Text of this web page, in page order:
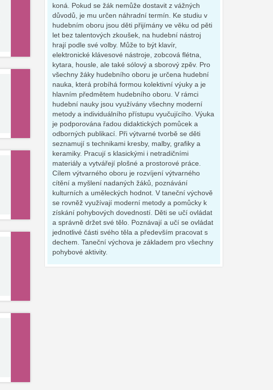
koná. Pokud se žák nemůže dostavit z vážných
důvodů, je mu určen náhradní termín. Ke studiu v
hudebním oboru jsou děti přijímány ve věku od pěti
let bez talentových zkoušek, na hudební nástroj
hrají podle své volby. Může to být klavír,
elektronické klávesové nástroje, zobcová flétna,
kytara, housle, ale také sólový a sborový zpěv. Pro
všechny žáky hudebního oboru je určena hudební
nauka, která probíhá formou kolektivní výuky a je
hlavním předmětem hudebního oboru. V rámci
hudební nauky jsou využívány všechny moderní
metody a individuálního přístupu vyučujícího. Výuka
je podporována řadou didaktických pomůcek a
odborných publikací. Při výtvarné tvorbě se děti
seznamují s technikami kresby, malby, grafiky a
keramiky. Pracují s klasickými i netradičními
materiály a vytvářejí plošné a prostorové práce.
Cílem výtvarného oboru je rozvíjení výtvarného
cítění a myšlení nadaných žáků, poznávání
kulturních a uměleckých hodnot. V taneční výchově
se rovněž využívají moderní metody a pomůcky k
získání pohybových dovedností. Děti se učí ovládat
a správně držet své tělo. Poznávají a učí se ovládat
jednotlivé části svého těla a především pracovat s
dechem. Taneční výchova je základem pro všechny
pohybové aktivity.